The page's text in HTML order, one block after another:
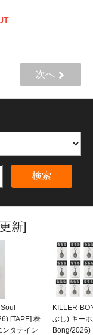
次へ
検索
新]
[TAPE] 株
ンタテイン
KILLER-
ぶし) キー
Bong/2026)